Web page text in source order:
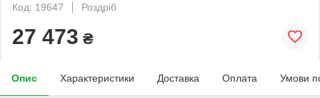
Код: 19647
Роздріб
27 473 ₴
Опис Характеристики Доставка Оплата Умови